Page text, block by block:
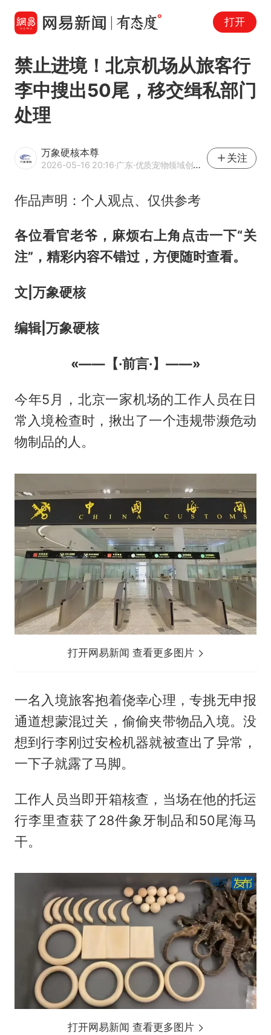
打开
禁止进境！北京机场从旅客行
李中搜出50尾，移交缉私部门
处理
万象硬核本尊
2026-05-16 20:16·广东·优质宠物领域创作者
关注
作品声明：个人观点、仅供参考
各位看官老爷，麻烦右上角点击一下“关
注”，精彩内容不错过，方便随时查看。
文|万象硬核
编辑|万象硬核
«——【·前言·】——»
今年5月，北京一家机场的工作人员在日
常入境检查时，揪出了一个违规带濒危动
物制品的人。
打开网易新闻 查看更多图片
一名入境旅客抱着侥幸心理，专挑无申报
通道想蒙混过关，偷偷夹带物品入境。没
想到行李刚过安检机器就被查出了异常，
一下子就露了马脚。
工作人员当即开箱核查，当场在他的托运
行李里查获了28件象牙制品和50尾海马
干。
打开网易新闻 查看更多图片